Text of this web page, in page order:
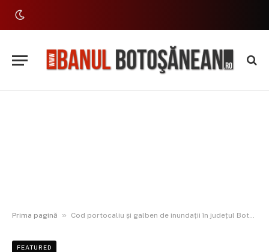
Prima pagină » Cod portocaliu și galben de inundații în județul Botoșani: Prutul, Siretul și Jijia sub observație
FEATURED